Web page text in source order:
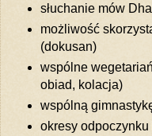
słuchanie mów
możliwość
(dokusan)
wspólne
obiad, kolacja)
wspólną
okresy